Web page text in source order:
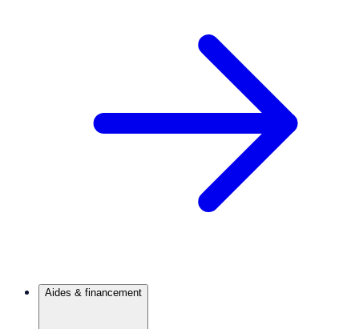
Aides & financement